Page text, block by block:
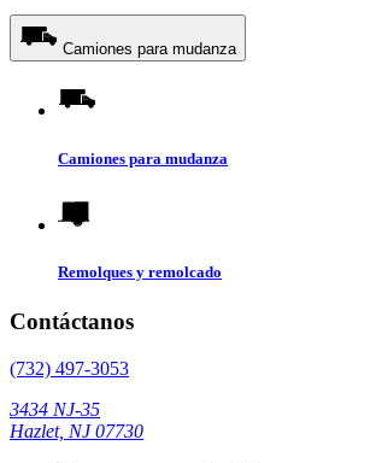
Camiones para mudanza
Camiones para mudanza
Remolques y remolcado
Contáctanos
(732) 497-3053
3434 NJ-35
Hazlet, NJ 07730